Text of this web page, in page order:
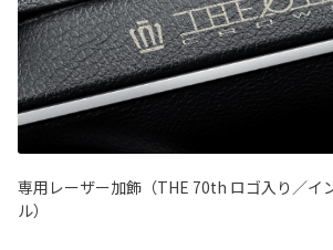
専用レーザー加飾（THE 70th ロゴ入り／イ
ル）